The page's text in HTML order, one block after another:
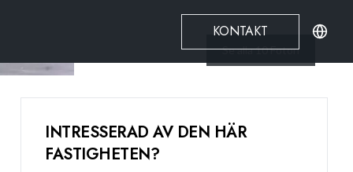
KONTAKT
Se alla10Foton
INTRESSERAD AV DEN HÄR
FASTIGHETEN?